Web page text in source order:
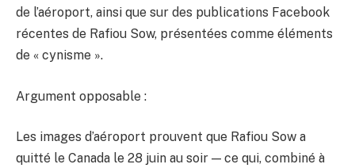
de l’aéroport, ainsi que sur des publications Facebook
récentes de Rafiou Sow, présentées comme éléments
de « cynisme ».
Argument opposable :
Les images d’aéroport prouvent que Rafiou Sow a
quitté le Canada le 28 juin au soir — ce qui, combiné à